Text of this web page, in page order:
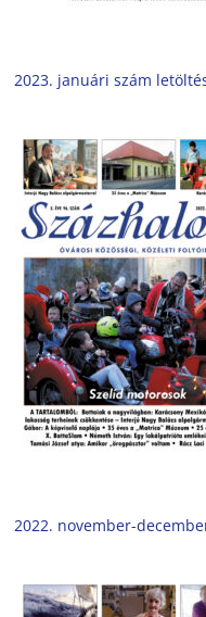
2023. januári szám
2022. november-